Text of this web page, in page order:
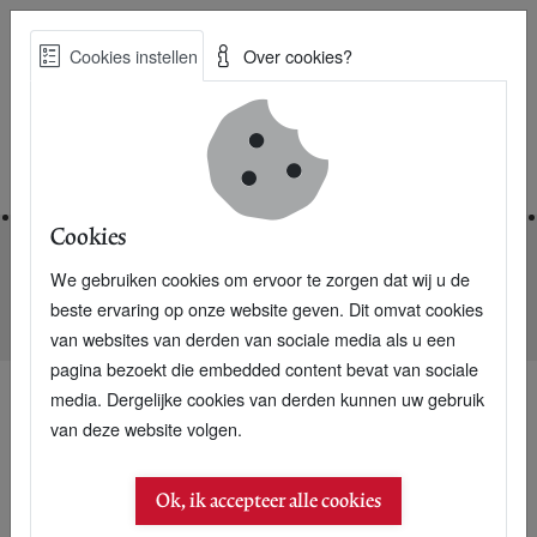
Skip
Best Practices voor een duurzame toekomst
Nieuwsarchief
800.000.000 ton grondstoffen in 1 circulaire week
09 februari 2020
800.000.000 ton
Cookies instellen Over cookies?
Cookies
We gebruiken cookies om ervoor te zorgen dat wij u de
beste ervaring op onze website geven. Dit omvat cookies
van websites van derden van sociale media als u een
pagina bezoekt die embedded content bevat van sociale
media. Dergelijke cookies van derden kunnen uw gebruik
van deze website volgen.
Ok, ik accepteer alle cookies